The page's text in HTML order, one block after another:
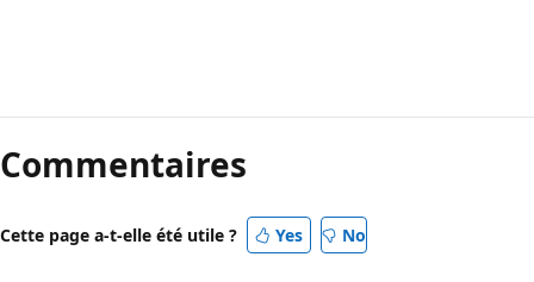
lecture
désactivé
Commentaires
Cette page a-t-elle été utile ? Yes No